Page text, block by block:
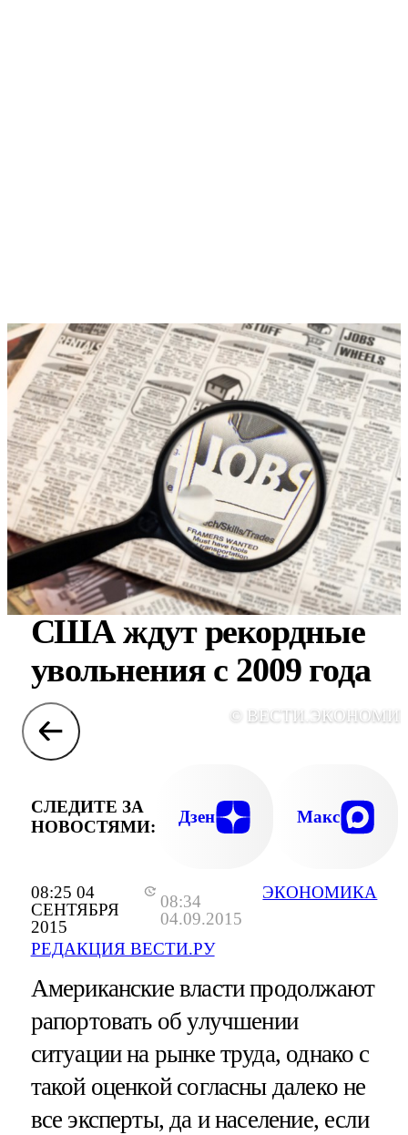
08:25 04
СЕНТЯБРЯ
2015
08:34
04.09.2015
РЕДАКЦИЯ ВЕСТИ.РУ
ЭКОНОМИКА
США ждут рекордные
увольнения с 2009 года
©
СЛЕДИТЕ ЗА
НОВОСТЯМИ:
Дзен Макс
Американские власти продолжают
рапортовать об улучшении
ситуации на рынке труда, однако с
такой оценкой согласны далеко не
все эксперты, да и население, если